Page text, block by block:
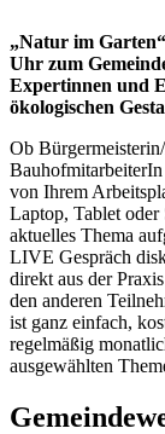
„Natur im
Uhr zum
Expertinnen und
ökologischen
Ob
von Ihrem
Laptop, Tablet
aktuelles Thema
LIVE Gespräch
direkt aus der
den anderen
ist ganz einfach,
regelmäßig
ausgewählten